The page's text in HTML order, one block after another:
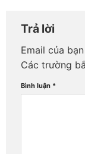
Trả lời
Email của
Các trường
Bình luận *